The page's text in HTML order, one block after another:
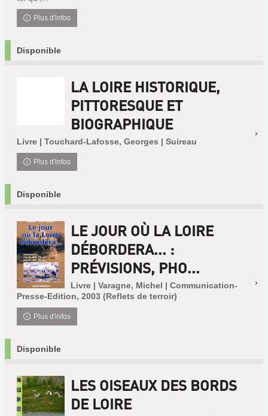
Plus d'infos
Disponible
LA LOIRE HISTORIQUE,
PITTORESQUE ET
BIOGRAPHIQUE
Livre | Touchard-Lafosse, Georges | Suireau
Plus d'infos
Disponible
LE JOUR OÙ LA LOIRE
DÉBORDERA... :
PRÉVISIONS, PHO...
Livre | Varagne, Michel | Communication-
Presse-Edition, 2003 (Reflets de terroir)
Plus d'infos
Disponible
LES OISEAUX DES BORDS
DE LOIRE